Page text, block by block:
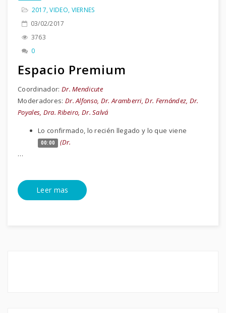
2017,VIDEO, VIERNES
03/02/2017
3763
0
Espacio Premium
Coordinador: Dr. Mendicute
Moderadores: Dr. Alfonso, Dr. Aramberri, Dr. Fernández, Dr.
Poyales, Dra. Ribeiro, Dr. Salvá
Lo confirmado, lo recién llegado y lo que viene
00:00
(Dr.
…
Leer mas